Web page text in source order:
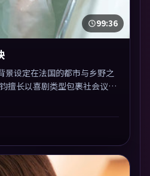
99:36
设定在法国的都市与乡野之
擅长以喜剧类型包裹社会议
耐人寻味。剪辑利落，悬念
看完。